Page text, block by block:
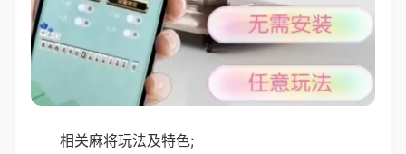
相关麻将玩法及特色;